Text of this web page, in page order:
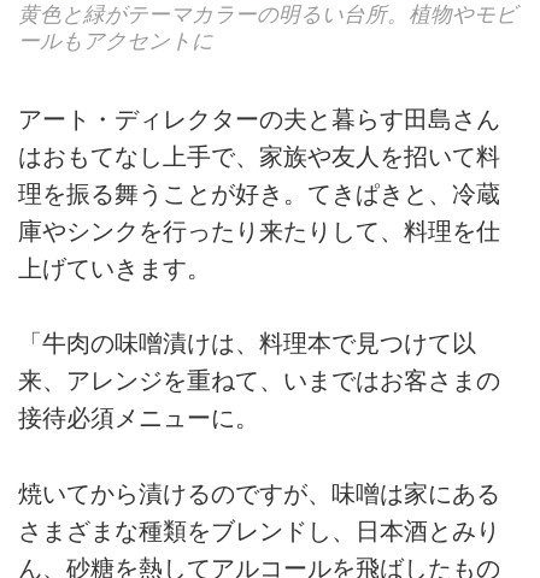
黄色と緑がテーマカラーの明るい台所。植物やモビ
ールもアクセントに
アート・ディレクターの夫と暮らす田島さん
はおもてなし上手で、家族や友人を招いて料
理を振る舞うことが好き。てきぱきと、冷蔵
庫やシンクを行ったり来たりして、料理を仕
上げていきます。
「牛肉の味噌漬けは、料理本で見つけて以
来、アレンジを重ねて、いまではお客さまの
接待必須メニューに。
焼いてから漬けるのですが、味噌は家にある
さまざまな種類をブレンドし、日本酒とみり
ん、砂糖を熱してアルコールを飛ばしたもの